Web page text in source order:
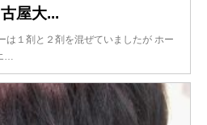
屋大...
は１剤と２剤を混ぜていましたが ホー
…